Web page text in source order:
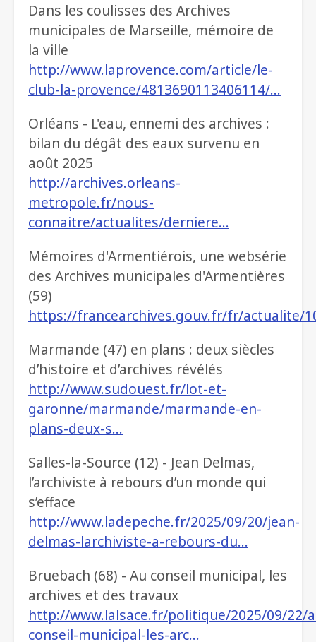
Dans les coulisses des Archives
municipales de Marseille, mémoire de
la ville
http://www.laprovence.com/article/le-
club-la-provence/4813690113406114/…
Orléans - L'eau, ennemi des archives :
bilan du dégât des eaux survenu en
août 2025
http://archives.orleans-
metropole.fr/nous-
connaitre/actualites/derniere…
Mémoires d'Armentiérois, une websérie
des Archives municipales d'Armentières
(59)
https://francearchives.gouv.fr/fr/actualite/
Marmande (47) en plans : deux siècles
d’histoire et d’archives révélés
http://www.sudouest.fr/lot-et-
garonne/marmande/marmande-en-
plans-deux-s…
Salles-la-Source (12) - Jean Delmas,
l’archiviste à rebours d’un monde qui
s’efface
http://www.ladepeche.fr/2025/09/20/jean-
delmas-larchiviste-a-rebours-du…
Bruebach (68) - Au conseil municipal, les
archives et des travaux
http://www.lalsace.fr/politique/2025/09/22/
conseil-municipal-les-arc…